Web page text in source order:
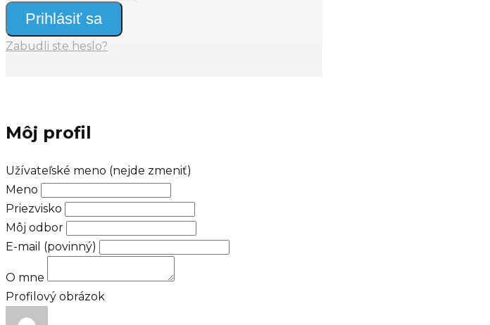
Prihlásiť sa
Zabudli ste heslo?
Môj profil
Užívateľské meno (nejde zmeniť)
Meno
Priezvisko
Môj odbor
E-mail (povinný)
O mne
Profilový obrázok